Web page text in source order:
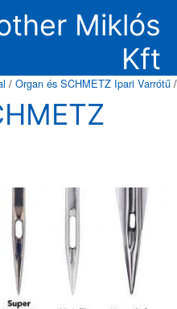
Miklós
Kft
/ Organ és SCHMETZ Ipari Varrótű /